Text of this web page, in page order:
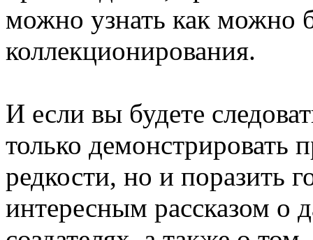
можно узнать как можно
коллекционирования.
И если вы будете
только демонстрировать
редкости, но и поразить
интересным рассказом о